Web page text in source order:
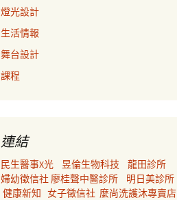
燈光設計
生活情報
舞台設計
課程
連結
民生醫事X光 昱倫生物科技
龍田診所
婦幼徵信社 廖桂聲中醫診所
明日美診所
健康新知 女子徵信社 麼尚洗護沐專賣店